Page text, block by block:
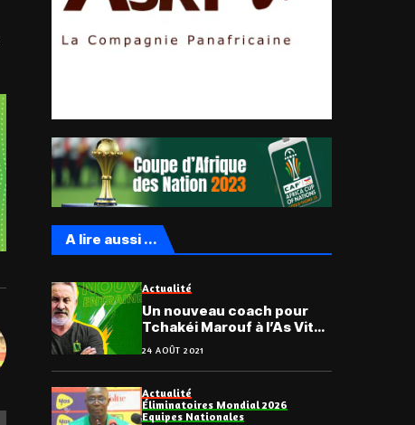
A lire aussi ...
Actualité
Un nouveau coach pour
Tchakéi Marouf à l’As Vita
Club
24 AOÛT 2021
Actualité
Éliminatoires Mondial 2026
Equipes Nationales